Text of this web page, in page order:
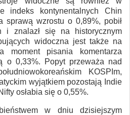
indeks kontynentalnych Chin
sprawą wzrostu o 0,89%, pobił
i znalazł się na historycznym
widoczna jest także na
moment pisania komentarza
o 0,33%. Popyt przeważa nad
KOSPIm,
wyjątkiem pozostają Indie
osłabia się o 0,55%.
w dniu dzisiejszym